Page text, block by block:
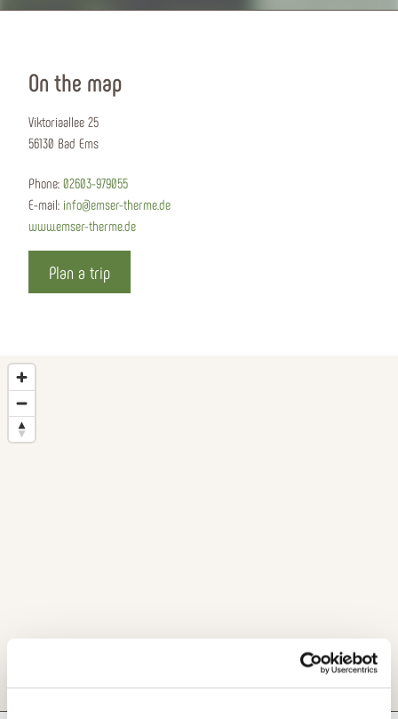
On the map
Viktoriaallee 25
56130 Bad Ems
Phone: 02603-979055
E-mail: info@emser-therme.de
www.emser-therme.de
Plan a trip